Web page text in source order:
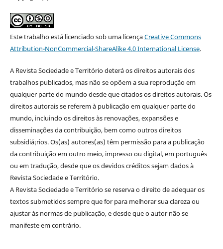
Este trabalho está licenciado sob uma licençaCreative Commons
Attribution-NonCommercial-ShareAlike 4.0 International License.
A Revista Sociedade e Território deterá os direitos autorais dos
trabalhos publicados, mas não se opõem a sua reprodução em
qualquer parte do mundo desde que citados os direitos autorais. Os
direitos autorais se referem à publicação em qualquer parte do
mundo, incluindo os direitos às renovações, expansões e
disseminações da contribuição, bem como outros direitos
subsidiá¡rios. Os(as) autores(as) têm permissão para a publicação
da contribuição em outro meio, impresso ou digital, em português
ou em tradução, desde que os devidos créditos sejam dados à
Revista Sociedade e Território.
A Revista Sociedade e Território se reserva o direito de adequar os
textos submetidos sempre que for para melhorar sua clareza ou
ajustar às normas de publicação, e desde que o autor não se
manifeste em contrário.